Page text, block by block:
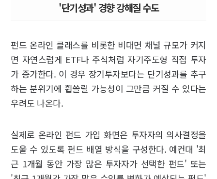
'단기성과' 경향 강해질 수도
펀드 온라인 클래스를 비롯한 비대면 채널 규모가 커지
면 자연스럽게 ETF나 주식처럼 자기주도형 직접 투자
가 증가한다. 이 경우 장기투자보다는 단기성과를 추구
하는 분위기에 휩쓸릴 가능성이 그만큼 커질 수 있다는
우려도 나온다.
실제로 온라인 펀드 가입 화면은 투자자의 의사결정을
도울 수 있도록 펀드 배열 방식을 구성한다. 예컨대 '최
근 1개월 동안 가장 많은 투자자가 선택한 펀드' 또는